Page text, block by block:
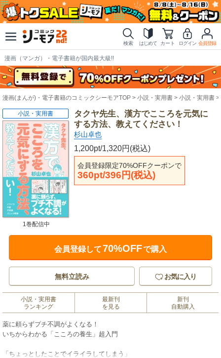
検索 はじめて カート ログイン 会員登録
漫画（マンガ）・電子書籍が国内最大級!!
漫画(まんが)・電子書籍のコミックシーモアTOP 小説・実用書 小説・実用書
タクヤ先生、漢方でこころを元気に
する方法、教えてください！
杉山卓也
1,200pt/1,320円(税込)
会員登録限定70%OFFクーポンで
360pt/396円(税込)
小説・実用書
1巻配信中
会員登録して70%OFFで購入
無料立読み お気に入り
小説・実用書
ランキング
最新刊
を見る
新刊
自動購入
薬に頼らずプチ不調がよくなる！
いちからわかる「こころの養生」超入門
「ちょっとしたことでイライラしてしまう」